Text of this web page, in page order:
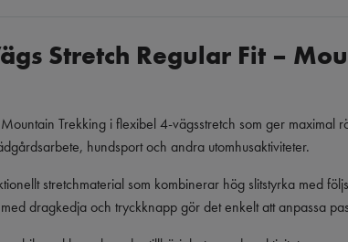
Stretch Regular Fit –
Trekking i flexibel 4-vägsstretch som ger maximal
hundsport och andra utomhusaktiviteter.
stretchmaterial som kombinerar hög slitstyrka med
dragkedja och tryckknapp gör det enkelt att anpassa